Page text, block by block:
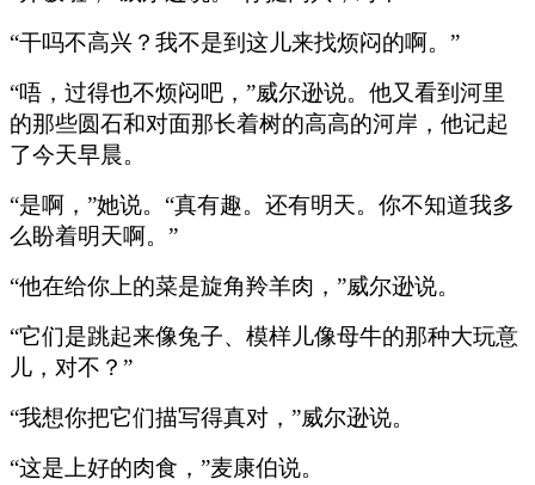
“干吗不高兴？我不是到这儿来找烦闷的啊。”
“唔，过得也不烦闷吧，”威尔逊说。他又看到河里
的那些圆石和对面那长着树的高高的河岸，他记起
了今天早晨。
“是啊，”她说。“真有趣。还有明天。你不知道我多
么盼着明天啊。”
“他在给你上的菜是旋角羚羊肉，”威尔逊说。
“它们是跳起来像兔子、模样儿像母牛的那种大玩意
儿，对不？”
“我想你把它们描写得真对，”威尔逊说。
“这是上好的肉食，”麦康伯说。